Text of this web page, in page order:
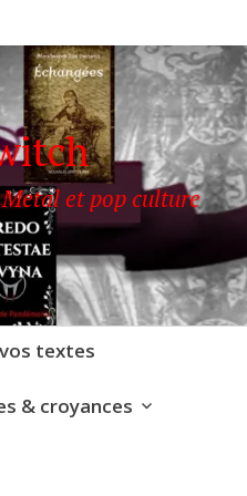
et pop culture
textes
& croyances